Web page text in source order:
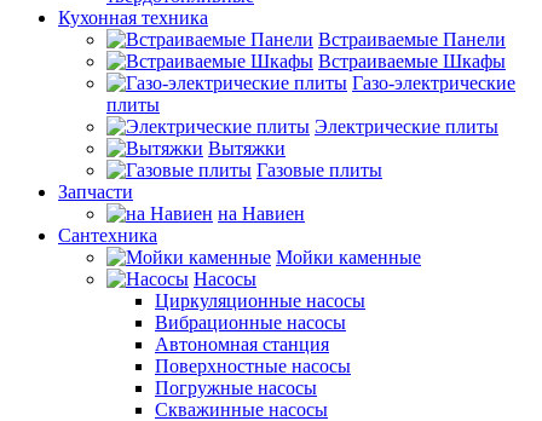
Кухонная техника
Встраиваемые Панели
Встраиваемые Шкафы
Газо-электрические
плиты
Электрические плиты
Вытяжки
Газовые плиты
Запчасти
на Навиен
Сантехника
Мойки каменные
Насосы
Циркуляционные насосы
Вибрационные насосы
Автономная станция
Поверхностные насосы
Погружные насосы
Скважинные насосы